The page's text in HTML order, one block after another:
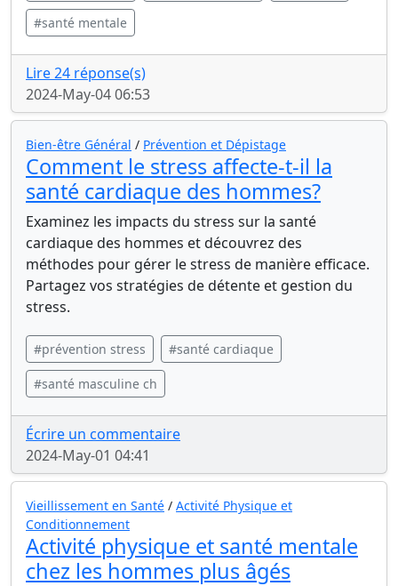
#santé mentale
Lire 24 réponse(s)
2024-May-04 06:53
Bien-être Général / Prévention et Dépistage
Comment le stress affecte-t-il la
santé cardiaque des hommes?
Examinez les impacts du stress sur la santé
cardiaque des hommes et découvrez des
méthodes pour gérer le stress de manière efficace.
Partagez vos stratégies de détente et gestion du
stress.
#prévention stress #santé cardiaque
#santé masculine ch
Écrire un commentaire
2024-May-01 04:41
Vieillissement en Santé / Activité Physique et
Conditionnement
Activité physique et santé mentale
chez les hommes plus âgés